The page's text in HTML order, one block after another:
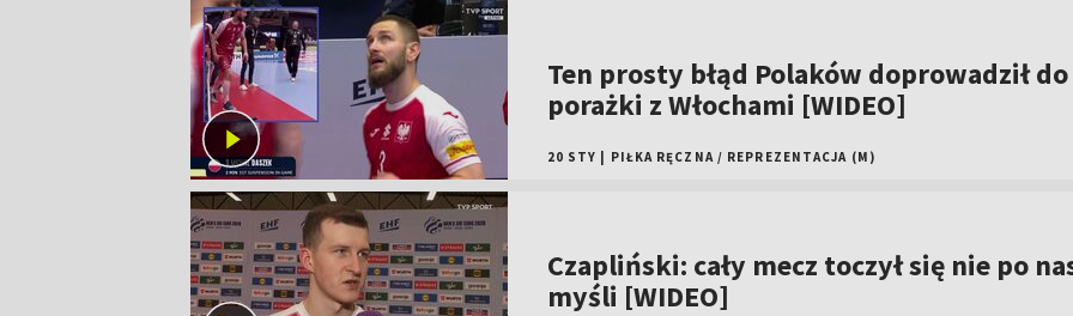
Ten prosty błąd Polaków doprowadził do
porażki z Włochami [WIDEO]
20 STY PIŁKA RĘCZNA / REPREZENTACJA (M)
Czapliński: cały mecz toczył się nie po
myśli [WIDEO]